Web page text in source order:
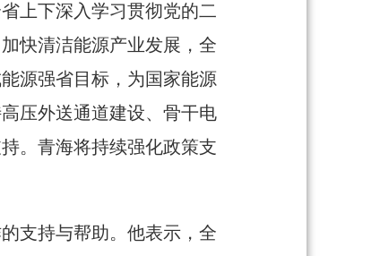
上下深入学习贯彻党的二
快清洁能源产业发展，全
源强省目标，为国家能源
压外送通道建设、骨干电
。青海将持续强化政策支
支持与帮助。他表示，全